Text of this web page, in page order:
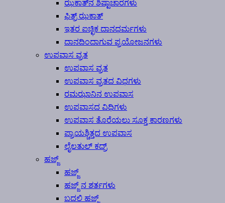
ಝಕಾತ್‍ನ ಶಿಷ್ಟಾಚಾರಗಳು
ಫಿತ್ರ್ ಝಕಾತ್
ಇತರ ಐಚ್ಛಿಕ ದಾನಧರ್ಮಗಳು
ದಾನದಿಂದಾಗುವ ಪ್ರಯೋಜನಗಳು
ಉಪವಾಸ ವ್ರತ
ಉಪವಾಸ ವ್ರತ
ಉಪವಾಸ ವ್ರತದ ವಿಧಗಳು
ರಮಝಾನಿನ ಉಪವಾಸ
ಉಪವಾಸದ ವಿಧಿಗಳು
ಉಪವಾಸ ತೊರೆಯಲು ಸೂಕ್ತ ಕಾರಣಗಳು
ಪ್ರಾಯಶ್ಚಿತ್ತದ ಉಪವಾಸ
ಲೈಲತುಲ್ ಕದ್ರ್
ಹಜ್ಜ್
ಹಜ್ಜ್
ಹಜ್ಜ್ ನ ಶರ್ತಗಳು
ಬದಲಿ ಹಜ್ಜ್